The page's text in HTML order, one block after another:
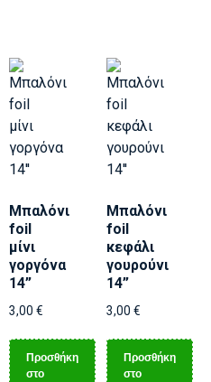
Μπαλόνι
foil
μίνι
γοργόνα
14”
3,00 €
Προσθήκη
στο
Μπαλόνι
foil
κεφάλι
γουρούνι
14”
3,00 €
Προσθήκη
στο